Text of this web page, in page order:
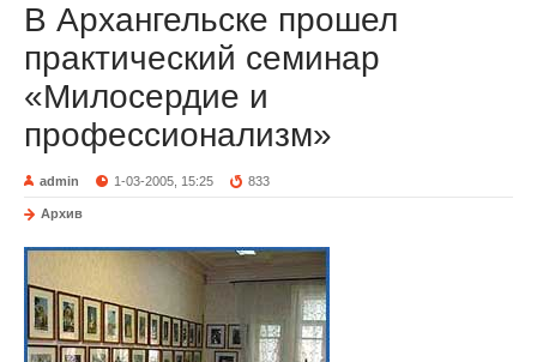
В Архангельске прошел
практический семинар
«Милосердие и
профессионализм»
admin 1-03-2005, 15:25 833
Архив